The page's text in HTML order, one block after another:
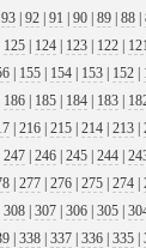
|
88
|
89
|
90
91
|
92
|
93
122
123
124
125
152
153
154
155
183
184
185
186
|
213
|
214
|
215
|
216
|
|
244
|
245
|
246
|
247
|
|
274
|
275
|
276
|
277
|
|
305
|
306
|
307
|
308
|
|
335
|
336
|
337
|
338
|